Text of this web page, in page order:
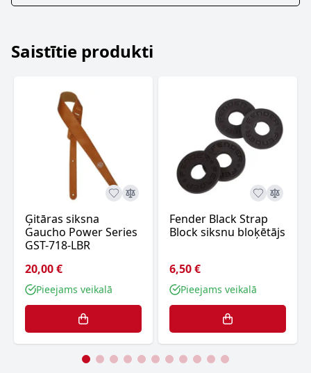
Saistītie produkti
Ģitāras siksna
Gaucho Power Series
GST-718-LBR
20,00 €
Pieejams veikalā
Fender Black Strap
Block siksnu bloķētājs
6,50 €
Pieejams veikalā